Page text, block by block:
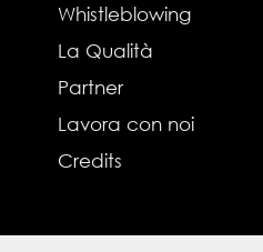
Whistleblowing
La Qualità
Partner
Lavora con noi
Credits